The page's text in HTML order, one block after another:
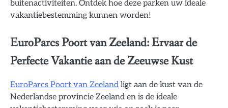
buitenactiviteiten. Ontdek hoe deze parken uw ideale
vakantiebestemming kunnen worden!
EuroParcs Poort van Zeeland: Ervaar de
Perfecte Vakantie aan de Zeeuwse Kust
EuroParcs Poort van Zeeland ligt aan de kust van de
Nederlandse provincie Zeeland en is de ideale